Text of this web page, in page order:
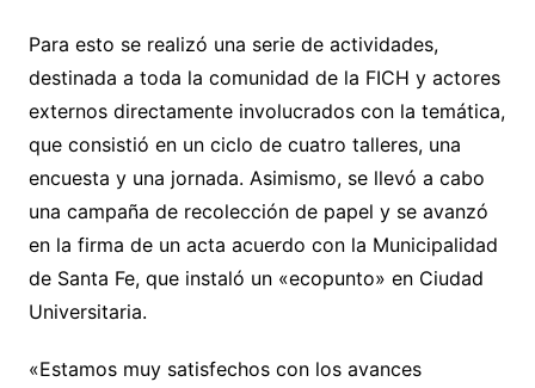
Para esto se realizó una serie de actividades,
destinada a toda la comunidad de la FICH y actores
externos directamente involucrados con la temática,
que consistió en un ciclo de cuatro talleres, una
encuesta y una jornada. Asimismo, se llevó a cabo
una campaña de recolección de papel y se avanzó
en la firma de un acta acuerdo con la Municipalidad
de Santa Fe, que instaló un «ecopunto» en Ciudad
Universitaria.
«Estamos muy satisfechos con los avances